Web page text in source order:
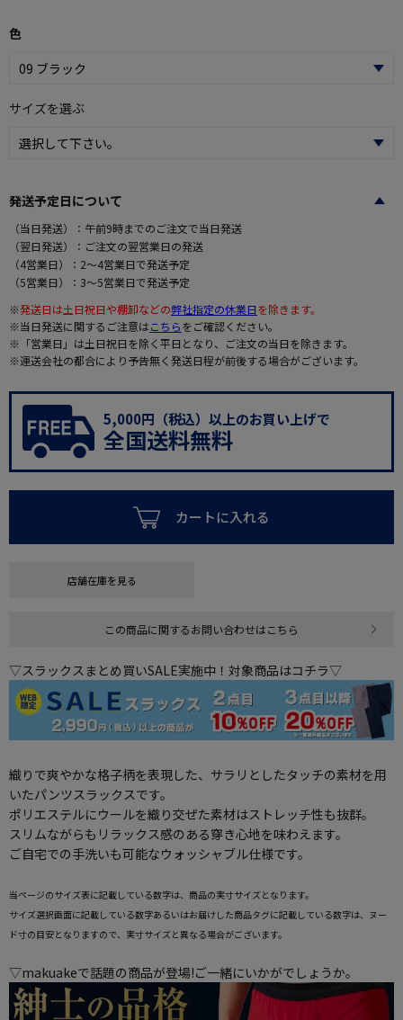
色
サイズを選ぶ
発送予定日について
（当日発送）：午前9時までのご注文で当日発送
（翌日発送）：ご注文の翌営業日の発送
（4営業日）：2～4営業日で発送予定
（5営業日）：3～5営業日で発送予定
※発送日は土日祝日や棚卸などの弊社指定の休業日を除きます。
※当日発送に関するご注意はこちらをご確認ください。
※「営業日」は土日祝日を除く平日となり、ご注文の当日を除きます。
※運送会社の都合により予告無く発送日程が前後する場合がございます。
5,000円（税込）以上のお買い上げで
全国送料無料
カートに入れる
店舗在庫を見る
この商品に関するお問い合わせはこちら
▽スラックスまとめ買いSALE実施中！対象商品はコチラ▽
織りで爽やかな格子柄を表現した、サラリとしたタッチの素材を用
いたパンツスラックスです。
ポリエステルにウールを織り交ぜた素材はストレッチ性も抜群。
スリムながらもリラックス感のある穿き心地を味わえます。
ご自宅での手洗いも可能なウォッシャブル仕様です。
当ページのサイズ表に記載している数字は、商品の実寸サイズとなります。
サイズ選択画面に記載している数字あるいはお届けした商品タグに記載している数字は、ヌー
ド寸の目安となりますので、実寸サイズと異なる場合がございます。
▽makuakeで話題の商品が登場!ご一緒にいかがでしょうか。